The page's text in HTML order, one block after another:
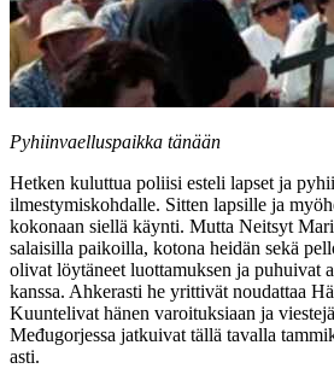
Pyhiinvaelluspaikka tänään
Hetken kuluttua poliisi esteli lapset ja
ilmestymiskohdalle. Sitten lapsille ja
kokonaan siellä käynti. Mutta Neitsyt
salaisilla paikoilla, kotona heidän sekä
olivat löytäneet luottamuksen ja puhuivat
kanssa. Ahkerasti he yrittivät noudattaa
Kuuntelivat hänen varoituksiaan ja
Međugorjessa jatkuivat tällä tavalla
asti.